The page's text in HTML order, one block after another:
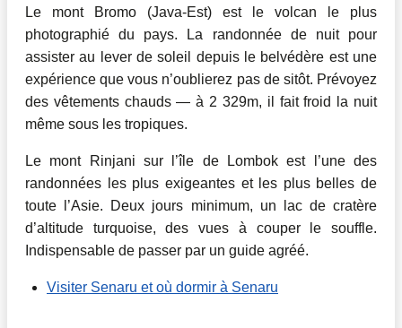
Le mont Bromo (Java-Est) est le volcan le plus
photographié du pays. La randonnée de nuit pour
assister au lever de soleil depuis le belvédère est une
expérience que vous n’oublierez pas de sitôt. Prévoyez
des vêtements chauds — à 2 329m, il fait froid la nuit
même sous les tropiques.
Le mont Rinjani sur l’île de Lombok est l’une des
randonnées les plus exigeantes et les plus belles de
toute l’Asie. Deux jours minimum, un lac de cratère
d’altitude turquoise, des vues à couper le souffle.
Indispensable de passer par un guide agréé.
Visiter Senaru et où dormir à Senaru